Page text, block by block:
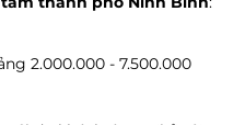
2.000.000 - 7.500.000